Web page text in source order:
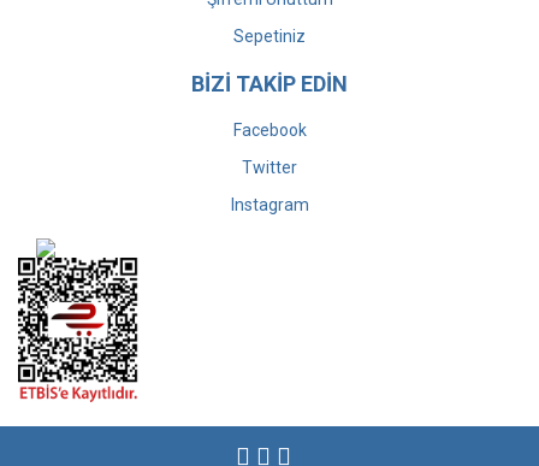
Sepetiniz
BİZİ TAKİP EDİN
Facebook
Twitter
Instagram